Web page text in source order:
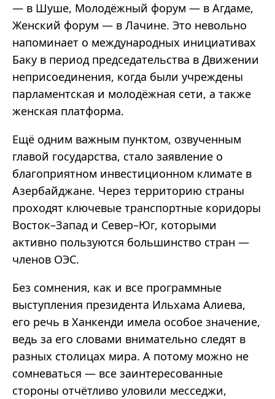
— в Шуше, Молодёжный форум — в Агдаме,
Женский форум — в Лачине. Это невольно
напоминает о международных инициативах
Баку в период председательства в Движении
неприсоединения, когда были учреждены
парламентская и молодёжная сети, а также
женская платформа.
Ещё одним важным пунктом, озвученным
главой государства, стало заявление о
благоприятном инвестиционном климате в
Азербайджане. Через территорию страны
проходят ключевые транспортные коридоры
Восток–Запад и Север–Юг, которыми
активно пользуются большинство стран —
членов ОЭС.
Без сомнения, как и все программные
выступления президента Ильхама Алиева,
его речь в Ханкенди имела особое значение,
ведь за его словами внимательно следят в
разных столицах мира. А потому можно не
сомневаться — все заинтересованные
стороны отчётливо уловили месседжи,